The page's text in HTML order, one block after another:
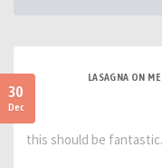
30
Dec
LASAGNA ON
this should be